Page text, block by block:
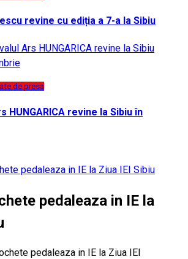
revine cu ediția a 7-a la Sibiu
de presa
HUNGARICA revine la Sibiu în
pedaleaza in IE la Ziua IEI Sibiu
pedaleaza in IE la